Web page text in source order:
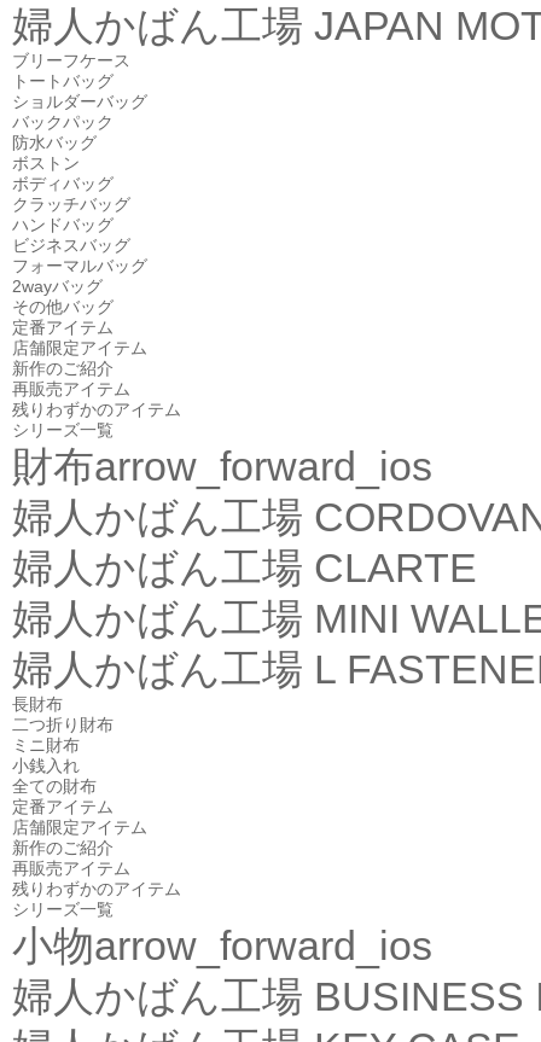
婦人かばん工場 JAPAN
ブリーフケース
トートバッグ
ショルダーバッグ
バックパック
防水バッグ
ボストン
ボディバッグ
クラッチバッグ
ハンドバッグ
ビジネスバッグ
フォーマルバッグ
2wayバッグ
その他バッグ
定番アイテム
店舗限定アイテム
新作のご紹介
再販売アイテム
残りわずかのアイテム
シリーズ一覧
財布arrow_forward_ios
婦人かばん工場
婦人かばん工場 CLARTE
婦人かばん工場 MINI
婦人かばん工場 L
長財布
二つ折り財布
ミニ財布
小銭入れ
全ての財布
定番アイテム
店舗限定アイテム
新作のご紹介
再販売アイテム
残りわずかのアイテム
シリーズ一覧
小物arrow_forward_ios
婦人かばん工場 BUSINESS